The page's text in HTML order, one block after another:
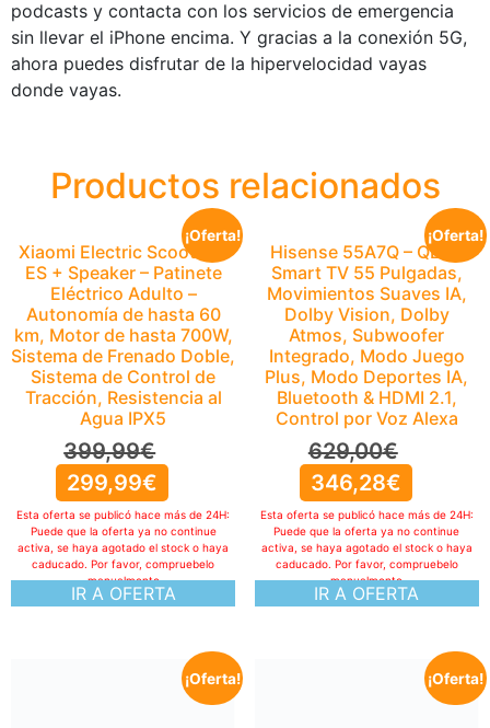
podcasts y contacta con los servicios de emergencia
sin llevar el iPhone encima. Y gracias a la conexión 5G,
ahora puedes disfrutar de la hipervelocidad vayas
donde vayas.
Productos relacionados
¡Oferta!
Xiaomi Electric Scooter 5
ES + Speaker – Patinete
Eléctrico Adulto –
Autonomía de hasta 60
km, Motor de hasta 700W,
Sistema de Frenado Doble,
Sistema de Control de
Tracción, Resistencia al
Agua IPX5
399,99€
299,99€
IR A OFERTA
Esta oferta se publicó hace más de 24H:
Puede que la oferta ya no continue
activa, se haya agotado el stock o haya
caducado. Por favor, compruebelo
manualmente
¡Oferta!
Hisense 55A7Q – QLED
Smart TV 55 Pulgadas,
Movimientos Suaves IA,
Dolby Vision, Dolby
Atmos, Subwoofer
Integrado, Modo Juego
Plus, Modo Deportes IA,
Bluetooth & HDMI 2.1,
Control por Voz Alexa
629,00€
346,28€
IR A OFERTA
Esta oferta se publicó hace más de 24H:
Puede que la oferta ya no continue
activa, se haya agotado el stock o haya
caducado. Por favor, compruebelo
manualmente
¡Oferta! ¡Oferta!
Hisense 65E7S – Hi-QLED